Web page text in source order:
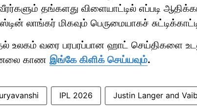
தங்களது விளையாட்டில் எப்படி
லாங்கர் மிகவும் பெருமையாகச்
உலகம் வரை பரபரப்பான ஹாட் செய்திகளை
காண இங்கே கிளிக் செய்யவும்.
IPL 2026 Justin Langer and